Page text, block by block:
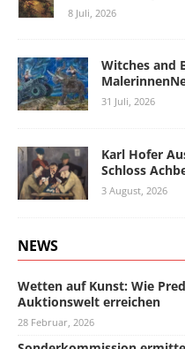
8 Juli, 2026
Witches and
31 Juli, 2026
Karl Hofer
Schloss
3 August, 2026
NEWS
Wetten auf Kunst: Wie
Auktionswelt erreichen
28 Februar, 2026